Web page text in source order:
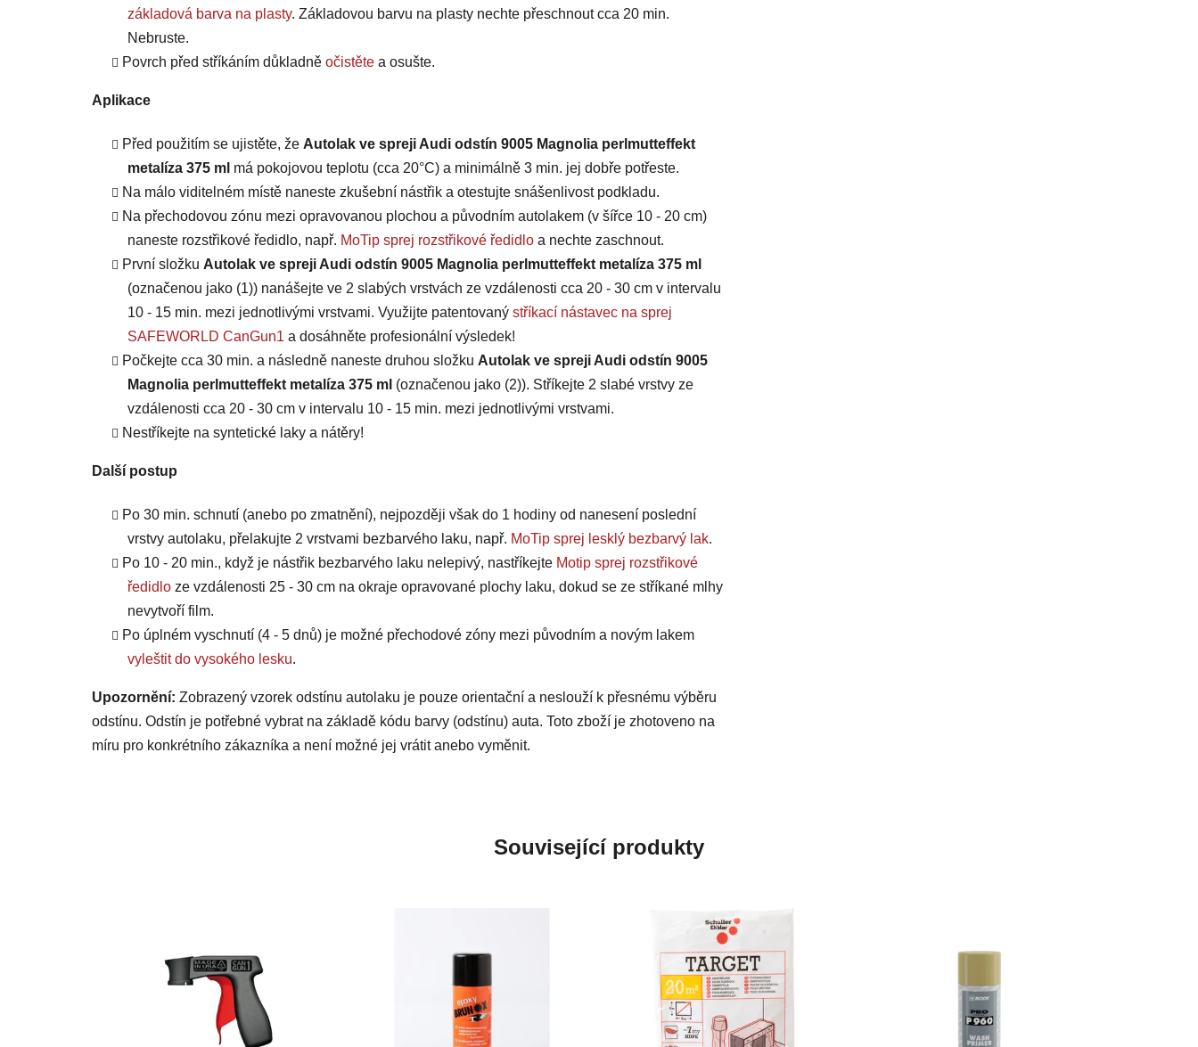
základová barva na plasty. Základovou barvu na plasty nechte přeschnout cca 20 min.
Nebruste.
Povrch před stříkáním důkladně očistěte a osušte.
Aplikace
Před použitím se ujistěte, že Autolak ve spreji Audi odstín 9005 Magnolia perlmutteffekt
metalíza 375 ml má pokojovou teplotu (cca 20°C) a minimálně 3 min. jej dobře potřeste.
Na málo viditelném místě naneste zkušební nástřik a otestujte snášenlivost podkladu.
Na přechodovou zónu mezi opravovanou plochou a původním autolakem (v šířce 10 - 20 cm)
naneste rozstřikové ředidlo, např. MoTip sprej rozstřikové ředidlo a nechte zaschnout.
První složku Autolak ve spreji Audi odstín 9005 Magnolia perlmutteffekt metalíza 375 ml
(označenou jako (1)) nanášejte ve 2 slabých vrstvách ze vzdálenosti cca 20 - 30 cm v intervalu
10 - 15 min. mezi jednotlivými vrstvami. Využijte patentovaný stříkací nástavec na sprej
SAFEWORLD CanGun1 a dosáhněte profesionální výsledek!
Počkejte cca 30 min. a následně naneste druhou složku Autolak ve spreji Audi odstín 9005
Magnolia perlmutteffekt metalíza 375 ml (označenou jako (2)). Stříkejte 2 slabé vrstvy ze
vzdálenosti cca 20 - 30 cm v intervalu 10 - 15 min. mezi jednotlivými vrstvami.
Nestříkejte na syntetické laky a nátěry!
Další postup
Po 30 min. schnutí (anebo po zmatnění), nejpozději však do 1 hodiny od nanesení poslední
vrstvy autolaku, přelakujte 2 vrstvami bezbarvého laku, např. MoTip sprej lesklý bezbarvý lak.
Po 10 - 20 min., když je nástřik bezbarvého laku nelepivý, nastříkejte Motip sprej rozstřikové
ředidlo ze vzdálenosti 25 - 30 cm na okraje opravované plochy laku, dokud se ze stříkané mlhy
nevytvoří film.
Po úplném vyschnutí (4 - 5 dnů) je možné přechodové zóny mezi původním a novým lakem
vyleštit do vysokého lesku.
Upozornění: Zobrazený vzorek odstínu autolaku je pouze orientační a neslouží k přesnému výběru
odstínu. Odstín je potřebné vybrat na základě kódu barvy (odstínu) auta. Toto zboží je zhotoveno na
míru pro konkrétního zákazníka a není možné jej vrátit anebo vyměnit.
Související produkty